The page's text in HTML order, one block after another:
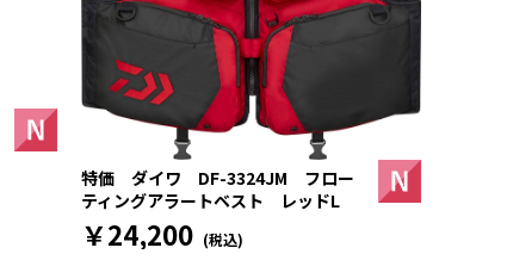
特価 ダイワ DF-3324JM フロー
ティングアラートベスト レッドL
￥24,200 (税込)